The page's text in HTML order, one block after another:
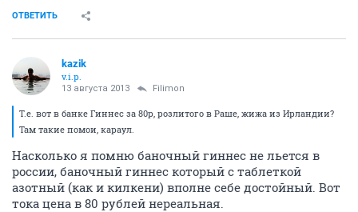
ОТВЕТИТЬ
kazik
v.i.p.
13 августа 2013 Filimon
Т.е. вот в банке Гиннес за 80р, розлитого в Раше, жижа из Ирландии?
Там такие помои, караул.
Насколько я помню баночный гиннес не льется в
россии, баночный гиннес который с таблеткой
азотный (как и килкени) вполне себе достойный. Вот
тока цена в 80 рублей нереальная.